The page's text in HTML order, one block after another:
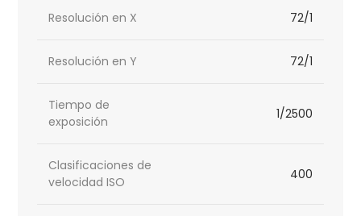
Resolución en X 72/1
Resolución en Y 72/1
Tiempo de
exposición
1/2500
Clasificaciones de
velocidad ISO
400